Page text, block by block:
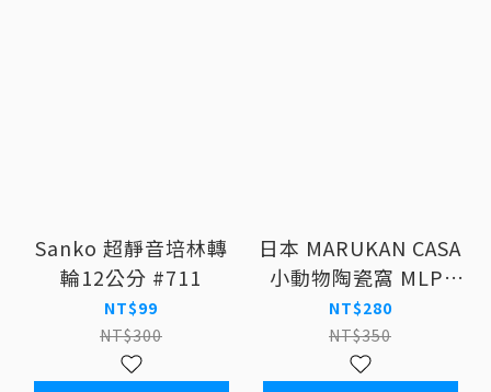
Sanko 超靜音培林轉
輪12公分 #711
NT$99
NT$300
日本 MARUKAN CASA
小動物陶瓷窩 MLP-
107
NT$280
NT$350